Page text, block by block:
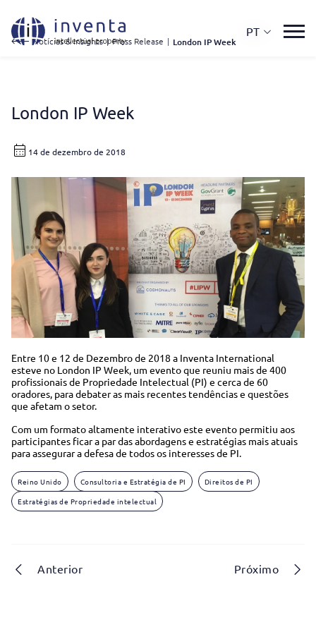
PT
Notícias & Insights | Press Release | London IP Week
London IP Week
14 de dezembro de 2018
Entre 10 e 12 de Dezembro de 2018 a Inventa International
esteve no London IP Week, um evento que reuniu mais de 400
profissionais de Propriedade Intelectual (PI) e cerca de 60
oradores, para debater as mais recentes tendências e questões
que afetam o setor.
Com um formato altamente interativo este evento permitiu aos
participantes ficar a par das abordagens e estratégias mais atuais
para assegurar a defesa de todos os interesses de PI.
Reino Unido Consultoria e Estratégia de PI
Direitos de PI
Estratégias de Propriedade intelectual
Anterior Próximo